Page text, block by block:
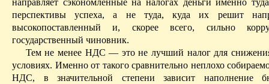
перспективы успеха, а не туда, куда их решит
высокопоставленный и, скорее всего, сильно
государственный чиновник.
Тем не менееНДС — это не лучший налог для
условиях. Именно от такого сравнительно неплохо
НДС, в значительной степени зависит наполнение